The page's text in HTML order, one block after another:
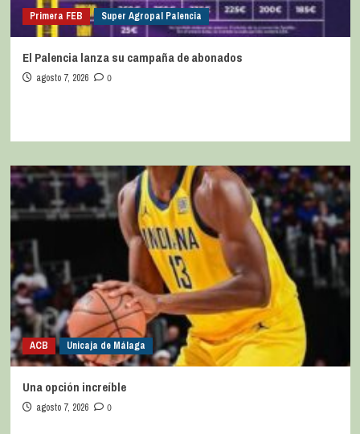
Primera FEB Super Agropal Palencia
El Palencia lanza su campaña de abonados
agosto 7, 2026 0
ACB Unicaja de Málaga
Una opción increíble
agosto 7, 2026 0